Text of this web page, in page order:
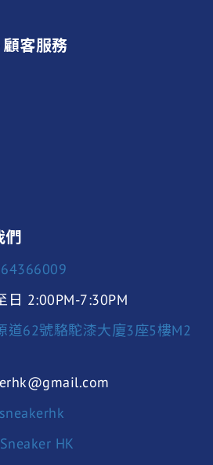
顧客服務
們
64366009
日 2:00PM-7:30PM
道62號駱駝漆大廈3座5樓M2
HK